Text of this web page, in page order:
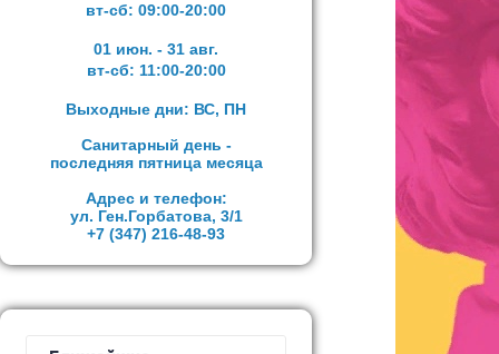
вт-сб: 09:00-20:00
01 июн. - 31 авг.
вт-сб: 11:00-20:00
Выходные дни: ВС, ПН
Санитарный день -
последняя пятница месяца
Адрес и телефон:
ул. Ген.Горбатова, 3/1
+7 (347) 216-48-93